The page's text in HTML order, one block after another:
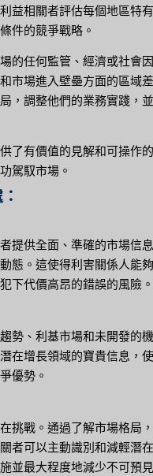
益相關者評估每個地區特
件的競爭戰略。
的任何監管、經濟或社會
市場進入壁壘方面的區域
，調整他們的業務實踐，
了有價值的見解和可操作
駕馭市場。
提供全面、準確的市場信
態。這使得利害關係人能
下代價高昂的錯誤的風險。
勢、利基市場和未開發的
在增長領域的寶貴信息，
優勢。
挑戰。通過了解市場格局
者可以主動識別和減輕潛
並最大程度地減少不可預